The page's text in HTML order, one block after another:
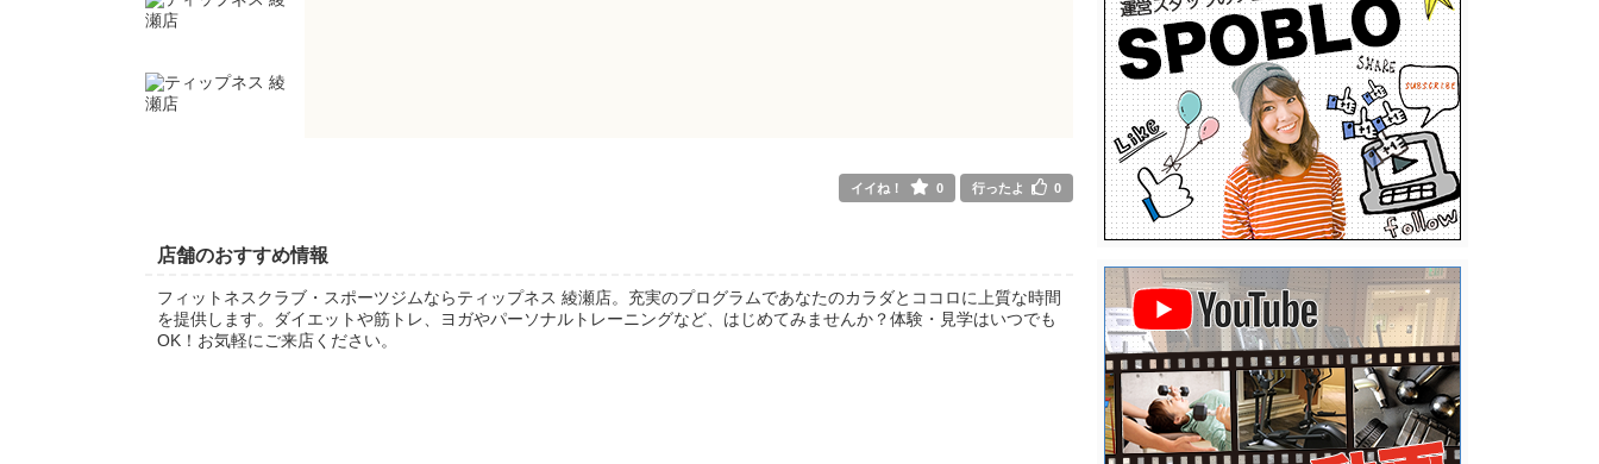
イイね！ 0 行ったよ 0
店舗のおすすめ情報
フィットネスクラブ・スポーツジムならティップネス 綾瀬店。充実のプログラムであなたのカラダとココロに上質な時間
を提供します。ダイエットや筋トレ、ヨガやパーソナルトレーニングなど、はじめてみませんか？体験・見学はいつでも
OK！お気軽にご来店ください。